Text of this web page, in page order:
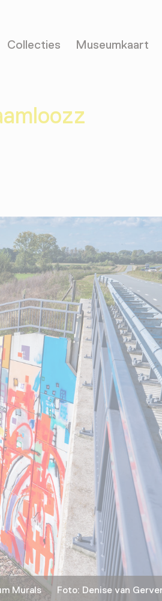
Collecties Museumkaart
Murals Foto: Denise van